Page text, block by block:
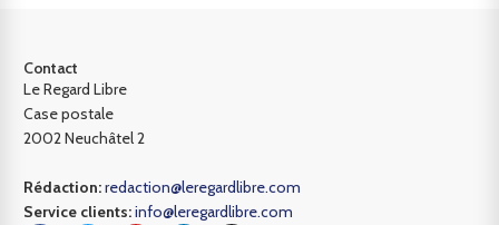
Contact
Le Regard Libre
Case postale
2002 Neuchâtel 2
Rédaction:redaction@leregardlibre.com
Service clients:info@leregardlibre.com